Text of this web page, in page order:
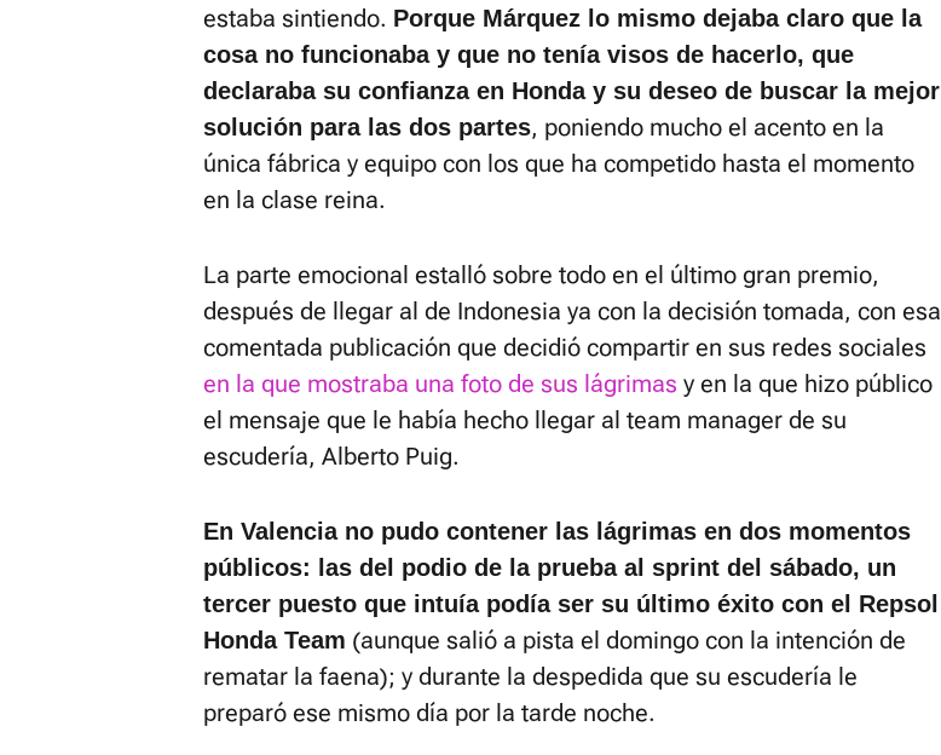
estaba sintiendo. Porque Márquez lo mismo dejaba claro que la
cosa no funcionaba y que no tenía visos de hacerlo, que
declaraba su confianza en Honda y su deseo de buscar la mejor
solución para las dos partes, poniendo mucho el acento en la
única fábrica y equipo con los que ha competido hasta el momento
en la clase reina.
La parte emocional estalló sobre todo en el último gran premio,
después de llegar al de Indonesia ya con la decisión tomada, con esa
comentada publicación que decidió compartir en sus redes sociales
en la que mostraba una foto de sus lágrimas y en la que hizo público
el mensaje que le había hecho llegar al team manager de su
escudería, Alberto Puig.
En Valencia no pudo contener las lágrimas en dos momentos
públicos: las del podio de la prueba al sprint del sábado, un
tercer puesto que intuía podía ser su último éxito con el Repsol
Honda Team (aunque salió a pista el domingo con la intención de
rematar la faena); y durante la despedida que su escudería le
preparó ese mismo día por la tarde noche.